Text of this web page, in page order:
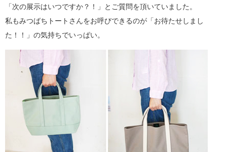
「次の展示はいつですか？！」とご質問を頂いていました。
私もみつばちトートさんをお呼びできるのが「お待たせしまし
た！！」の気持ちでいっぱい。